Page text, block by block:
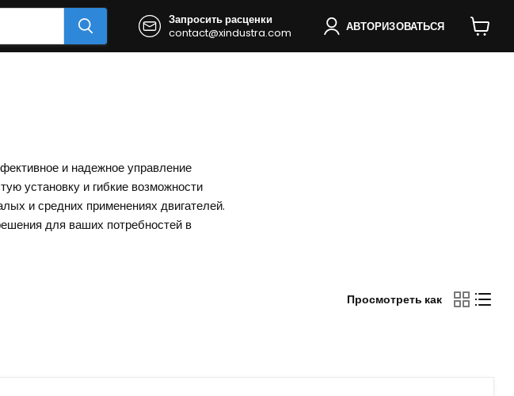
Запросить расценки
contact@xindustra.com
АВТОРИЗОВАТЬСЯ
корзину
и надежное управление
установку и гибкие возможности
и средних применениях двигателей.
для ваших потребностей в
Просмотреть как